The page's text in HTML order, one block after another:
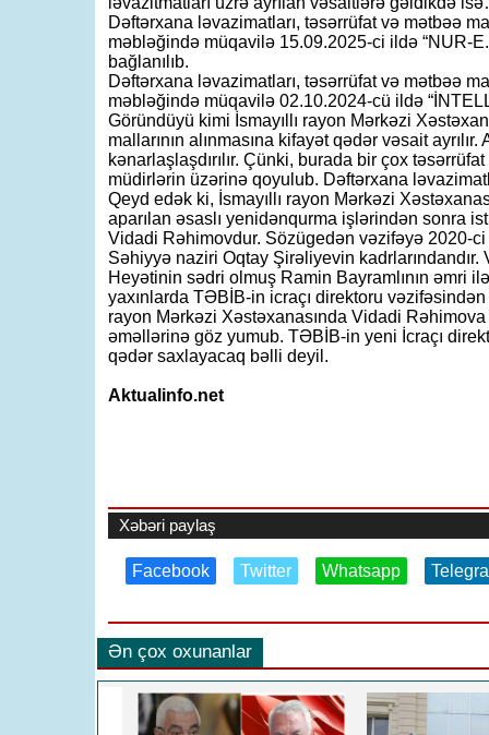
Dəftərxana ləvazimatları, təsərrüfat və mətbəə
məbləğində müqavilə 15.09.2025-ci ildə “NUR-
bağlanılıb.
Dəftərxana ləvazimatları, təsərrüfat və mətbəə
məbləğində müqavilə 02.10.2024-cü ildə
Göründüyü kimi İsmayıllı rayon Mərkəzi
mallarının alınmasına kifayət qədər vəsait
kənarlaşlaşdırılır. Çünki, burada bir çox
müdirlərin üzərinə qoyulub. Dəftərxana
Qeyd edək ki, İsmayıllı rayon Mərkəzi
aparılan əsaslı yenidənqurma işlərindən sonra
Vidadi Rəhimovdur. Sözügedən vəzifəyə 2020-
Səhiyyə naziri Oqtay Şirəliyevin
Heyətinin sədri olmuş Ramin Bayramlının əmri
yaxınlarda TƏBİB-in icraçı direktoru
rayon Mərkəzi Xəstəxanasında Vidadi
əməllərinə göz yumub. TƏBİB-in yeni İcraçı
qədər saxlayacaq bəlli deyil.
Aktualinfo.net
Xəbəri paylaş
Facebook Twitter Whatsapp
Ən çox oxunanlar